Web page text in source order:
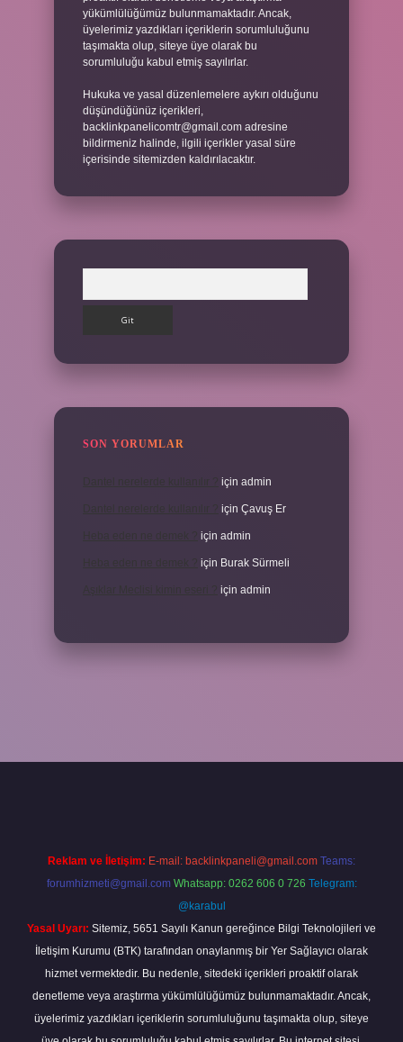
yükümlülüğümüz bulunmamaktadır. Ancak,
üyelerimiz yazdıkları içeriklerin sorumluluğunu
taşımakta olup, siteye üye olarak bu
sorumluluğu kabul etmiş sayılırlar.
Hukuka ve yasal düzenlemelere aykırı olduğunu
düşündüğünüz içerikleri,
backlinkpanelicomtr@gmail.com adresine
bildirmeniz halinde, ilgili içerikler yasal süre
içerisinde sitemizden kaldırılacaktır.
SON YORUMLAR
için admin
için Çavuş Er
için admin
için Burak Sürmeli
için admin
Reklam ve İletişim: E-mail: backlinkpaneli@gmail.com Teams:
forumhizmeti@gmail.com Whatsapp: 0262 606 0 726 Telegram:
@karabul
Yasal Uyarı: Sitemiz, 5651 Sayılı Kanun gereğince Bilgi Teknolojileri ve
İletişim Kurumu (BTK) tarafından onaylanmış bir Yer Sağlayıcı olarak
hizmet vermektedir. Bu nedenle, sitedeki içerikleri proaktif olarak
denetleme veya araştırma yükümlülüğümüz bulunmamaktadır. Ancak,
üyelerimiz yazdıkları içeriklerin sorumluluğunu taşımakta olup, siteye